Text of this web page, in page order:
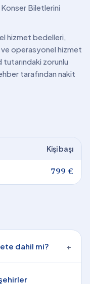
Biletlerini
hizmet bedelleri,
operasyonel hizmet
tutarındaki zorunlu
tarafından nakit
Kişi başı
799 €
dahil mi? +